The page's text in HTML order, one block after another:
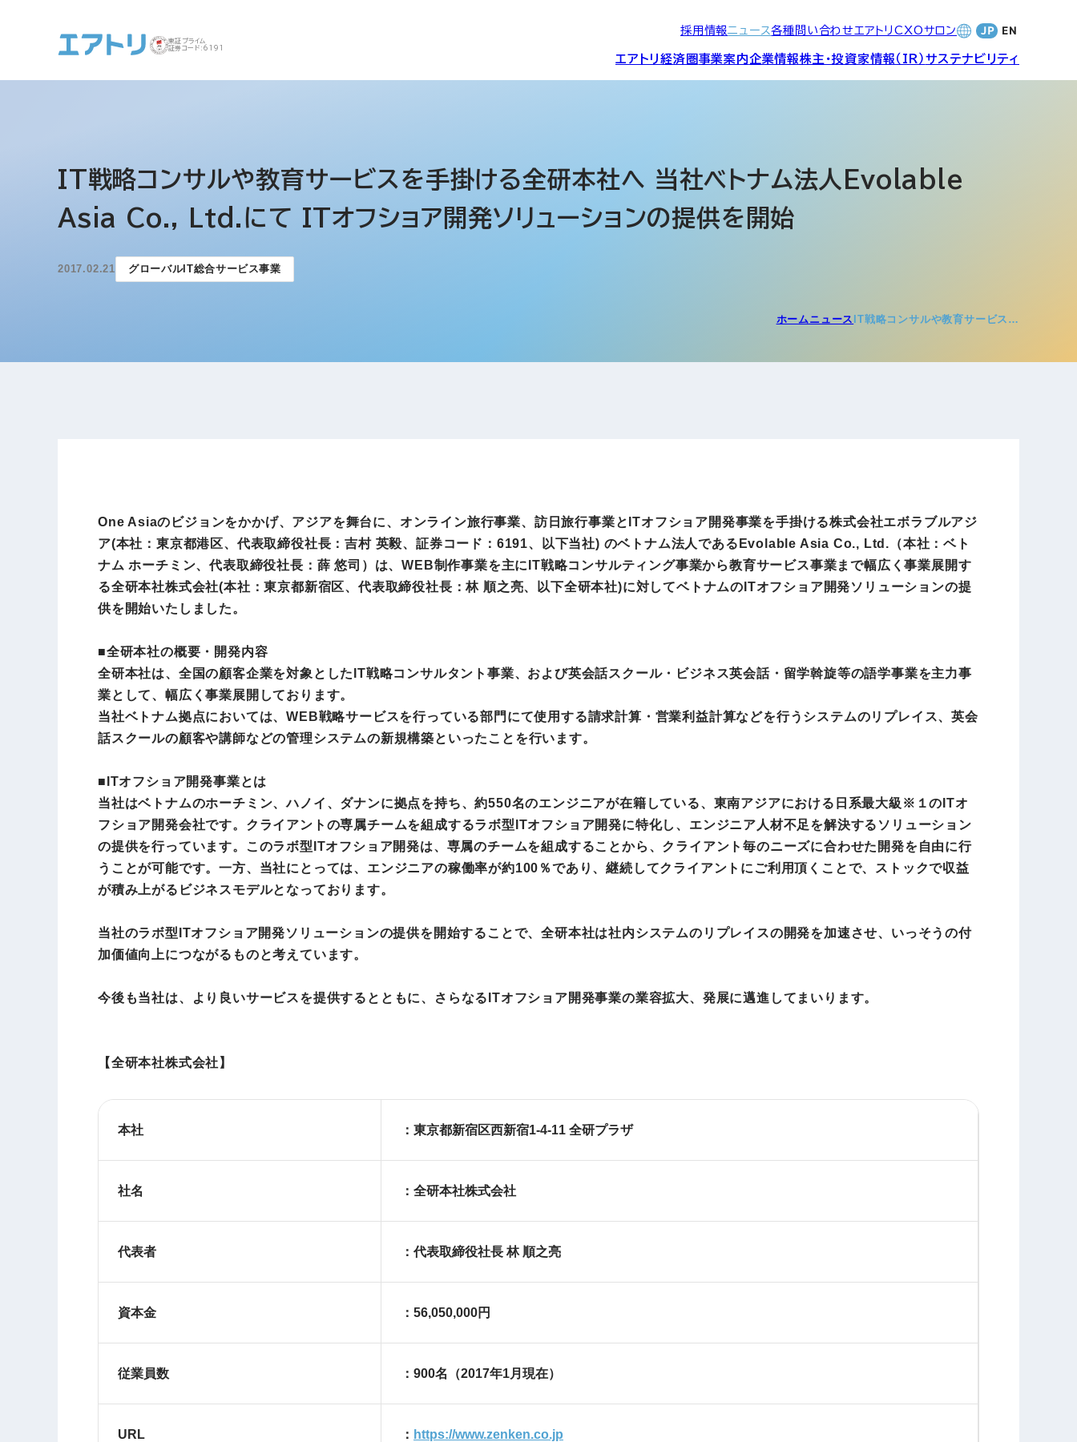
東証プライム
証券コード:6191
採用情報ニュース各種問い合わせ エアトリCXOサロン
エアトリ経済圏 事業案内
ス事業
Wi-Fiレンタル事業
事業
事業
ポータルサイト事業
法人DX推進事業・
人材ソリューション事業
AIロボット事業
ゴルフライフサポート事
外貨自動両替機事業
企業情報
約束/行動指針
プロフィール
株主・投資家情報（IR）
IRライブラリー コーポレートガバナンス
IRお問い合わせ 免責事項 電子公告
サステナビリティ
ップ
スポンサーシップ
ホームニュース IT戦略コンサルや教育サービス…
IT戦略コンサルや教育サービスを手掛ける全研本社へ 当社ベトナム法人Evolable
Asia Co., Ltd.にて ITオフショア開発ソリューションの提供を開始
2017.02.21 グローバルIT総合サービス事業
One Asiaのビジョンをかかげ、アジアを舞台に、オンライン旅行事業、訪日旅行事業とITオフショア開発事業を手掛ける株式会社エボラブルアジ
ア(本社：東京都港区、代表取締役社長：吉村 英毅、証券コード：6191、以下当社) のベトナム法人であるEvolable Asia Co., Ltd.（本社：ベト
ナム ホーチミン、代表取締役社長：薛 悠司）は、WEB制作事業を主にIT戦略コンサルティング事業から教育サービス事業まで幅広く事業展開す
る全研本社株式会社(本社：東京都新宿区、代表取締役社長：林 順之亮、以下全研本社)に対してベトナムのITオフショア開発ソリューションの提
供を開始いたしました。
■全研本社の概要・開発内容
全研本社は、全国の顧客企業を対象としたIT戦略コンサルタント事業、および英会話スクール・ビジネス英会話・留学斡旋等の語学事業を主力事
業として、幅広く事業展開しております。
当社ベトナム拠点においては、WEB戦略サービスを行っている部門にて使用する請求計算・営業利益計算などを行うシステムのリプレイス、英会
話スクールの顧客や講師などの管理システムの新規構築といったことを行います。
■ITオフショア開発事業とは
当社はベトナムのホーチミン、ハノイ、ダナンに拠点を持ち、約550名のエンジニアが在籍している、東南アジアにおける日系最大級※１のITオ
フショア開発会社です。クライアントの専属チームを組成するラボ型ITオフショア開発に特化し、エンジニア人材不足を解決するソリューション
の提供を行っています。このラボ型ITオフショア開発は、専属のチームを組成することから、クライアント毎のニーズに合わせた開発を自由に行
うことが可能です。一方、当社にとっては、エンジニアの稼働率が約100％であり、継続してクライアントにご利用頂くことで、ストックで収益
が積み上がるビジネスモデルとなっております。
当社のラボ型ITオフショア開発ソリューションの提供を開始することで、全研本社は社内システムのリプレイスの開発を加速させ、いっそうの付
加価値向上につながるものと考えています。
今後も当社は、より良いサービスを提供するとともに、さらなるITオフショア開発事業の業容拡大、発展に邁進してまいります。
【全研本社株式会社】
本社 ：東京都新宿区西新宿1-4-11 全研プラザ
社名 ：全研本社株式会社
代表者 ：代表取締役社長 林 順之亮
資本金 ：56,050,000円
従業員数 ：900名（2017年1月現在）
URL ： https://www.zenken.co.jp